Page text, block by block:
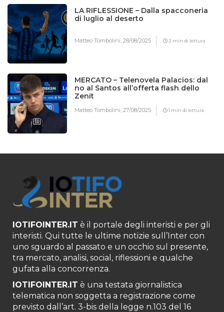
LA RIFLESSIONE – Dalla spacconeria
di luglio al deserto
Matteo Tombolini,28/08/2025 2 min di lettura
MERCATO – Telenovela Palacios: dal
no al Santos all’offerta flash dello
Zenit
Matteo Tombolini,27/08/2025 1 min di lettura
IOTIFOINTER.IT è il portale degli interisti e per gli
interisti. Qui tutte le ultime notizie sull’Inter con
uno sguardo al passato e un occhio sul presente,
tra mercato, analisi, social, riflessioni e qualche
gufata alla concorrenza.
IOTIFOINTER.IT è una testata giornalistica
telematica non soggetta a registrazione come
previsto dall’art. 3-bis della legge n.103 del 16